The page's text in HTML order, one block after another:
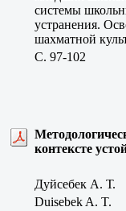
системы
устранения.
шахматной
C. 97-102
контексте
Дуйсебек А. Т.
Duisebek A. T.